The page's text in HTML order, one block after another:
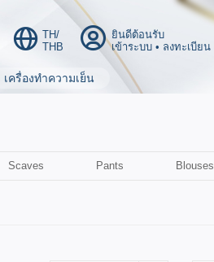
TH/
THB
ยินดีต้อนรับ
เข้าระบบ • ลงทะเบียน
เครื่องทำความเย็น
Scaves Pants Blouses